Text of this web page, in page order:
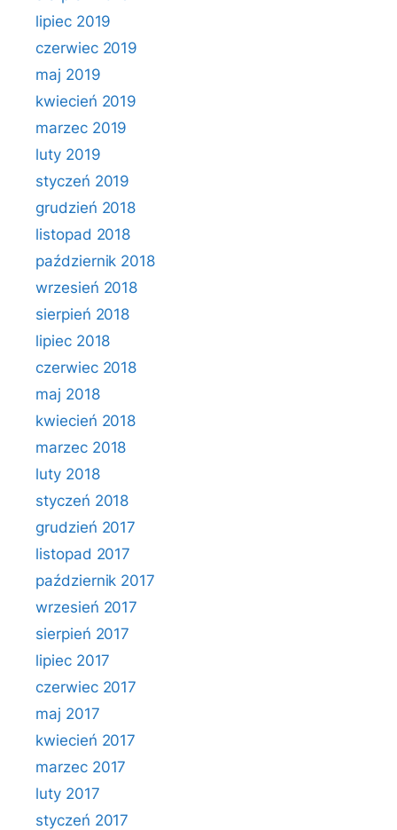
lipiec 2019
czerwiec 2019
maj 2019
kwiecień 2019
marzec 2019
luty 2019
styczeń 2019
grudzień 2018
listopad 2018
październik 2018
wrzesień 2018
sierpień 2018
lipiec 2018
czerwiec 2018
maj 2018
kwiecień 2018
marzec 2018
luty 2018
styczeń 2018
grudzień 2017
listopad 2017
październik 2017
wrzesień 2017
sierpień 2017
lipiec 2017
czerwiec 2017
maj 2017
kwiecień 2017
marzec 2017
luty 2017
styczeń 2017